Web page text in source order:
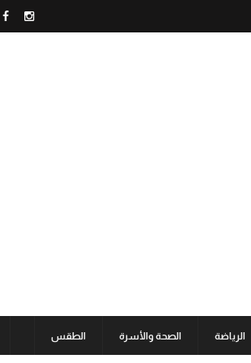
الرياضة الصحة والأسرة الطقس